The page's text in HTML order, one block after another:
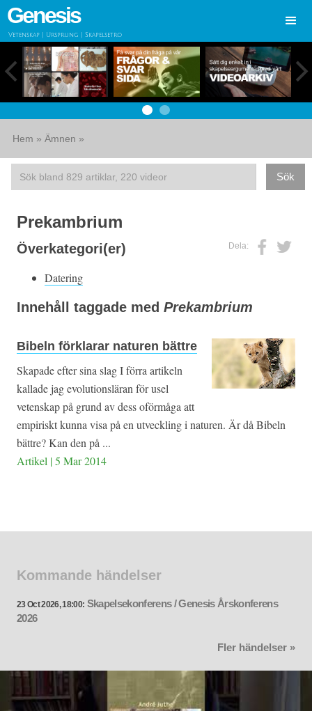
Genesis
Vetenskap | Ursprung | Skapelsetro
Hem » Ämnen »
Prekambrium
Dela:
Överkategori(er)
Datering
Innehåll taggade med Prekambrium
Bibeln förklarar naturen bättre
Skapade efter sina slag I förra artikeln
kallade jag evolutionsläran för usel
vetenskap på grund av dess oförmåga att
empiriskt kunna visa på en utveckling i naturen. Är då Bibeln
bättre? Kan den på ...
Artikel | 5 Mar 2014
Kommande händelser
23 Oct 2026, 18:00: Skapelsekonferens / Genesis Årskonferens
2026
Fler händelser »